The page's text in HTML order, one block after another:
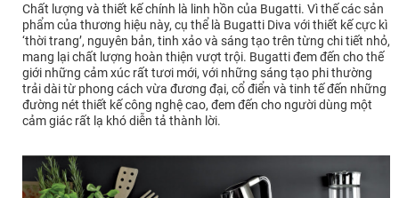
Chất lượng và thiết kế chính là linh hồn của Bugatti. Vì thế các sản
phẩm của thương hiệu này, cụ thể là Bugatti Diva với thiết kế cực kì
‘thời trang’, nguyên bản, tinh xảo và sáng tạo trên từng chi tiết nhỏ,
mang lại chất lượng hoàn thiện vượt trội. Bugatti đem đến cho thế
giới những cảm xúc rất tươi mới, với những sáng tạo phi thường
trải dài từ phong cách vừa đương đại, cổ điển và tinh tế đến những
đường nét thiết kế công nghệ cao, đem đến cho người dùng một
cảm giác rất lạ khó diễn tả thành lời.